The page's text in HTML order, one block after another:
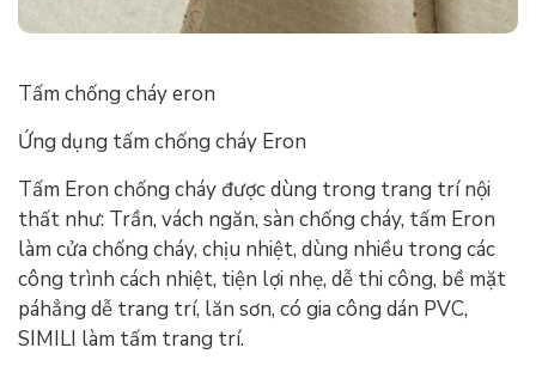
Tấm chống cháy eron
Ứng dụng tấm chống cháy Eron
Tấm Eron chống cháy được dùng trong trang trí nội
thất như: Trần, vách ngăn, sàn chống cháy, tấm Eron
làm cửa chống cháy, chịu nhiệt, dùng nhiều trong các
công trình cách nhiệt, tiện lợi nhẹ, dễ thi công, bề mặt
páhẳng dễ trang trí, lăn sơn, có gia công dán PVC,
SIMILI làm tấm trang trí.